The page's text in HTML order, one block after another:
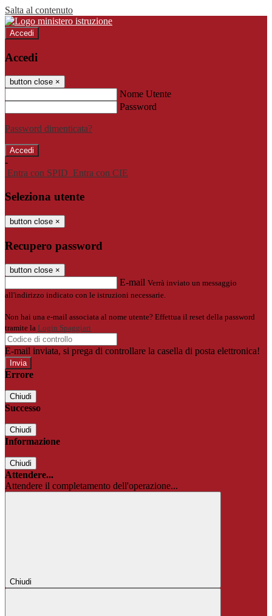
Salta al contenuto
Accedi
Accedi
button close ×
Nome Utente
Password
Password dimenticata?
-
Entra con SPID Entra con CIE
Seleziona utente
button close ×
Recupero password
button close ×
E-mail Verrà inviato un messaggio
all'indirizzo indicato con le istruzioni necessarie.
Non hai una e-mail associata al nome utente? Effettua il reset della password
tramite la Login Spaggiari
E-mail inviata, si prega di controllare la casella di posta elettronica!
Errore
Chiudi
Successo
Chiudi
Informazione
Chiudi
Attendere...
Attendere il completamento dell'operazione...
Chiudi